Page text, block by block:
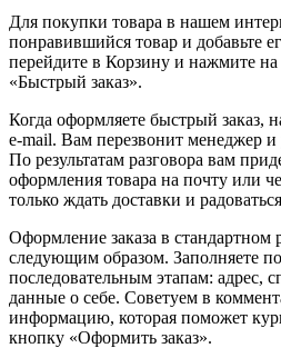
Для покупки товара в нашем
понравившийся товар и добавьте
перейдите в Корзину и нажмите
«Быстрый заказ».
Когда оформляете быстрый
e-mail. Вам перезвонит менеджер и
По результатам разговора вам
оформления товара на почту или
только ждать доставки и
Оформление заказа в стандартном
следующим образом. Заполняете
последовательным этапам: адрес,
данные о себе. Советуем в
информацию, которая поможет
кнопку «Оформить заказ».